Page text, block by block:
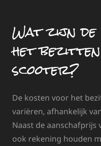
Wat zijn
het bezitten
scooter?
De kosten voor het
variëren, afhankelijk
Naast de aanschafprijs
ook rekening houden